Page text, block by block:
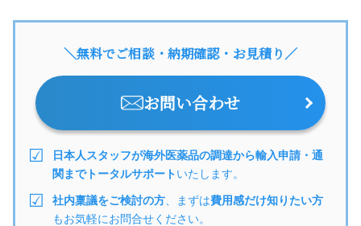
＼無料でご相談・納期確認・お見積り／
お問い合わせ
日本人スタッフが海外医薬品の調達から輸入申請・通
関までトータルサポートいたします。
社内稟議をご検討の方 、まずは費用感だけ知りたい方
もお気軽にお問合せください。